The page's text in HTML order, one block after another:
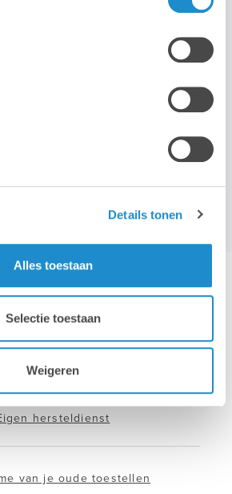
Details tonen
Alles toestaan
Selectie toestaan
Weigeren
enkel om onze maandelijkse
het bij zolang je je niet uitschrijft.
& remote support
hersteldienst
van je oude toestellen